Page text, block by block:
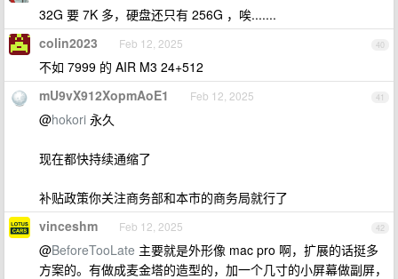
32G 要 7K 多，硬盘还只有 256G ，唉.......
40
colin2023 Feb 12, 2025
不如 7999 的 AIR M3 24+512
41
mU9vX912XopmAoE1 Feb 12, 2025
@hokori 永久
现在都快持续通缩了
补贴政策你关注商务部和本市的商务局就行了
42
vinceshm Feb 12, 2025
@BeforeTooLate 主要就是外形像 mac pro 啊，扩展的话挺多
方案的。有做成麦金塔的造型的，加一个几寸的小屏幕做副屏，